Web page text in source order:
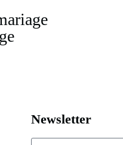
Newsletter